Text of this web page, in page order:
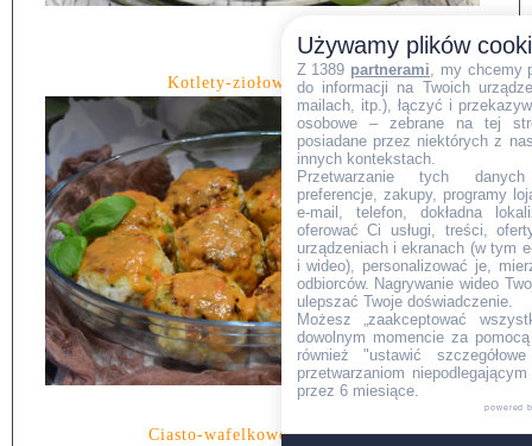
Kotlety-ziołowe-w-sosie.
Ciasto-wafelkowo-orzechowe.
Używamy plików
Z 1389 partnerami , my chcemy
do informacji na Twoich
mailach, itp.), łączyć i
osobowe – zebrane na tej
posiadane przez niektórych z
innych kontekstach.
Przetwarzanie tych danych
preferencje, zakupy, programy
e-mail, telefon, dokładna
oferować Ci usługi, treści,
urządzeniach i ekranach (w tym
i wideo), personalizować je,
odbiorców. Nagrywanie wideo
ulepszać Twoje doświadczenie.
Możesz „zaakceptować
dowolnym momencie za
również "ustawić
przetwarzaniom
przez 6 miesiące.
powered